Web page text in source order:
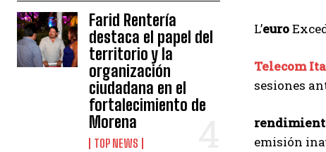
Farid Rentería
destaca el papel del
territorio y la
organización
ciudadana en el
fortalecimiento de
Morena
TOP NEWS
L’euro
Telecom
sesiones
emisión